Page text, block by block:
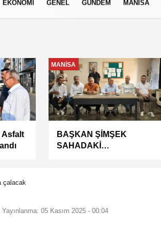
EKONOMİ GENEL GÜNDEM MANİSA
2
MANİSA
Kaymakam Yazar'dan
Başkan Şimşek'e Ziyaret
çalacak
Yayınlanma: 05 Kasım 2025 - 00:04